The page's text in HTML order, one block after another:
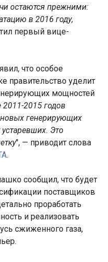
остаются прежними:
в 2016 году,
первый вице-
что особое
правительство уделит
мощностей
2011-2015 годов
генерирующих
Это
", — приводит слова
.
сообщил, что будет
поставщиков
проработать
и реализовать
сжиженного газа,